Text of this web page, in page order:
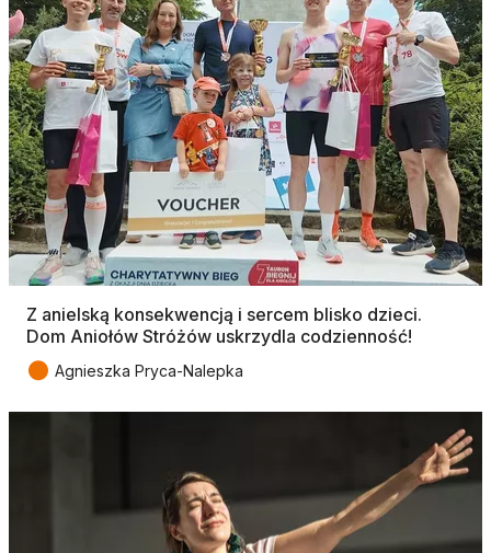
Z anielską konsekwencją i sercem blisko dzieci.
Dom Aniołów Stróżów uskrzydla codzienność!
● Agnieszka Pryca-Nalepka